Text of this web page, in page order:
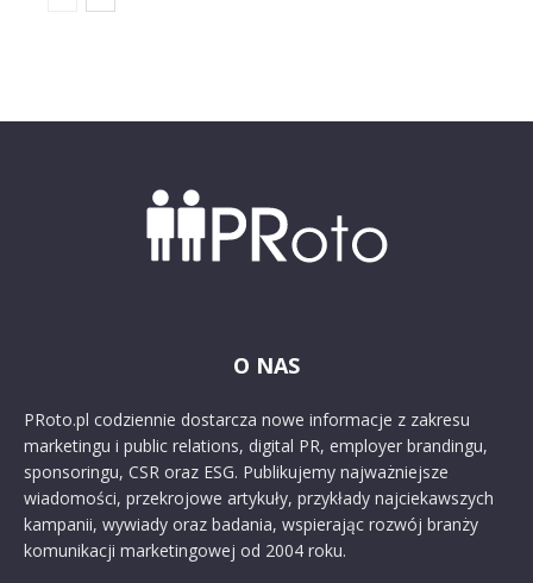
O NAS
PRoto.pl codziennie dostarcza nowe informacje z zakresu
marketingu i public relations, digital PR, employer brandingu,
sponsoringu, CSR oraz ESG. Publikujemy najważniejsze
wiadomości, przekrojowe artykuły, przykłady najciekawszych
kampanii, wywiady oraz badania, wspierając rozwój branży
komunikacji marketingowej od 2004 roku.